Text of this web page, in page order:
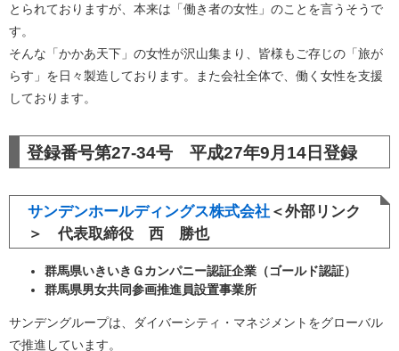
とられておりますが、本来は「働き者の女性」のことを言うそうで
す。
そんな「かかあ天下」の女性が沢山集まり、皆様もご存じの「旅が
らす」を日々製造しております。また会社全体で、働く女性を支援
しております。
登録番号第27-34号 平成27年9月14日登録
サンデンホールディングス株式会社 ＜外部リンク
＞
代表取締役 西 勝也
群馬県いきいきＧカンパニー認証企業（ゴールド認証）
群馬県男女共同参画推進員設置事業所
サンデングループは、ダイバーシティ・マネジメントをグローバル
で推進しています。